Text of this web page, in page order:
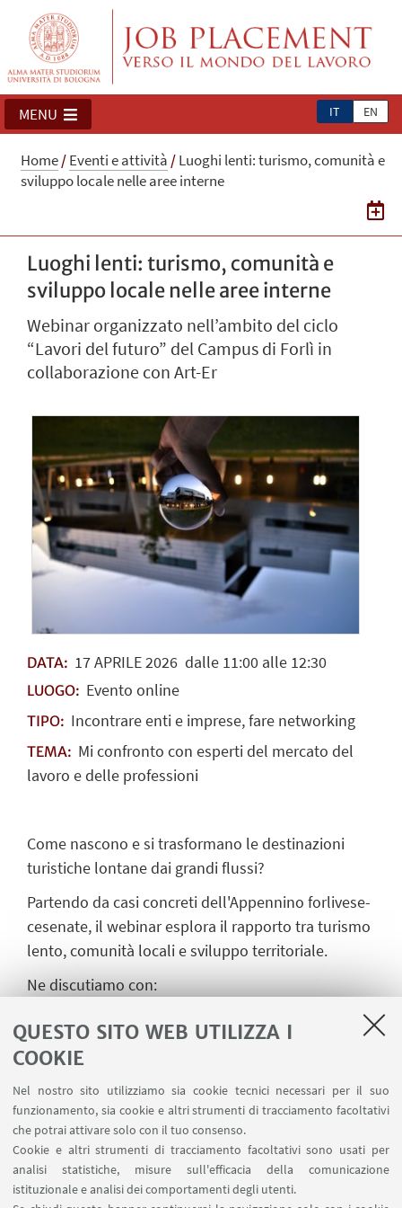
QUESTO SITO WEB UTILIZZA I
COOKIE
Nel nostro sito utilizziamo sia cookie tecnici necessari per il suo
funzionamento, sia cookie e altri strumenti di tracciamento facoltativi
che potrai attivare solo con il tuo consenso.
Cookie e altri strumenti di tracciamento facoltativi sono usati per
analisi statistiche, misure sull'efficacia della comunicazione
istituzionale e analisi dei comportamenti degli utenti.
IT EN
MENU
Home/Eventi e attività /Luoghi lenti: turismo, comunità e
sviluppo locale nelle aree interne
Luoghi lenti: turismo, comunità e
sviluppo locale nelle aree interne
Webinar organizzato nell’ambito del ciclo
“Lavori del futuro” del Campus di Forlì in
collaborazione con Art-Er
DATA: 17APRILE2026dalle 11:00 alle 12:30
LUOGO: Evento online
TIPO: Incontrare enti e imprese, fare networking
TEMA: Mi confronto con esperti del mercato del
lavoro e delle professioni
Come nascono e si trasformano le destinazioni
turistiche lontane dai grandi flussi?
Partendo da casi concreti dell'Appennino forlivese-
cesenate, il webinar esplora il rapporto tra turismo
lento, comunità locali e sviluppo territoriale.
Ne discutiamo con:
Sociologia del Turismo),
-Trappisa di Sotto, rifugio dell'Appennino
casentinese che rappresenta un esempio concreto
di turismo esperienziale nelle aree interne.
Con il contributo finale diVisit Romagna